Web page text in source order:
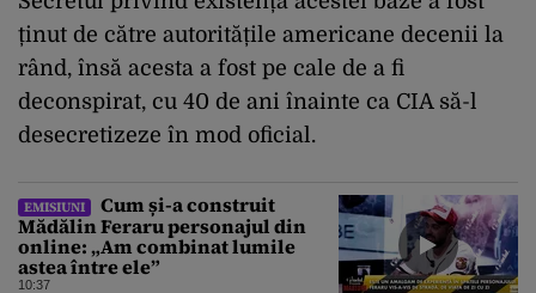
ținut de către autoritățile americane decenii la
rând, însă acesta a fost pe cale de a fi
deconspirat, cu 40 de ani înainte ca CIA să-l
desecretizeze în mod oficial.
EMISIUNI
Cum și-a construit
Mădălin Feraru personajul din
online: „Am combinat lumile
astea între ele”
10:37